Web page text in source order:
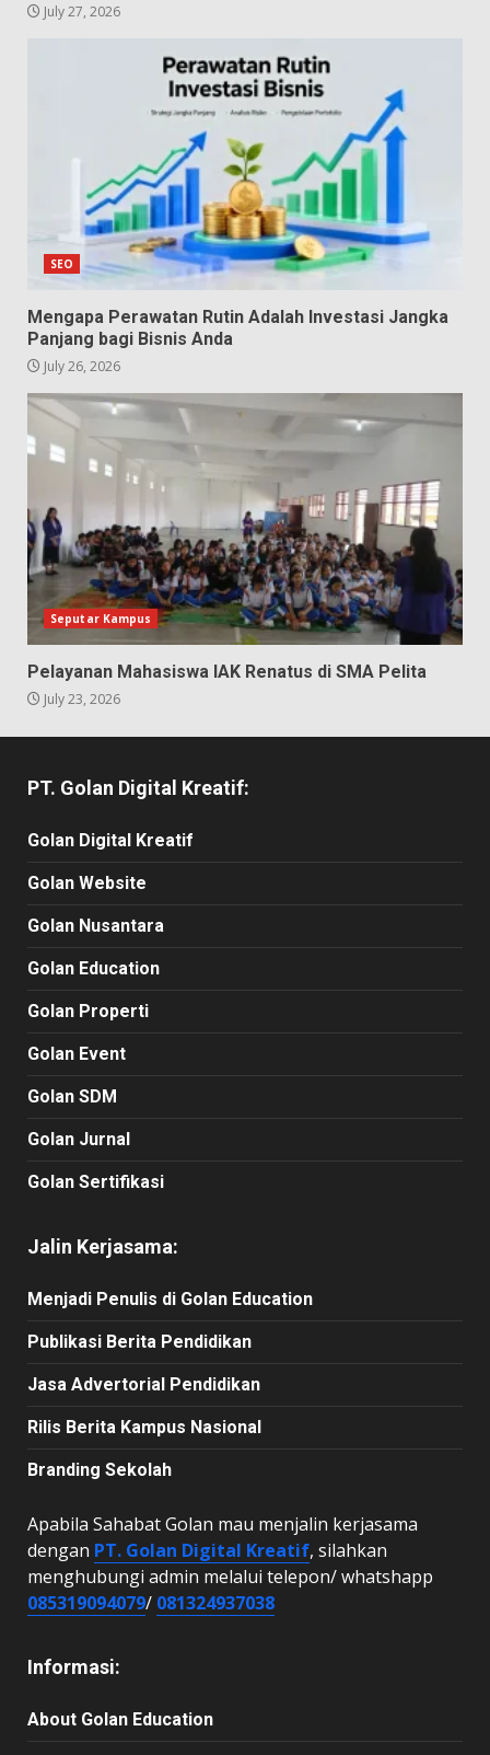
July 27, 2026
SEO
Mengapa Perawatan Rutin Adalah Investasi Jangka
Panjang bagi Bisnis Anda
July 26, 2026
Seputar Kampus
Pelayanan Mahasiswa IAK Renatus di SMA Pelita
July 23, 2026
PT. Golan Digital Kreatif:
Golan Digital Kreatif
Golan Website
Golan Nusantara
Golan Education
Golan Properti
Golan Event
Golan SDM
Golan Jurnal
Golan Sertifikasi
Jalin Kerjasama:
Menjadi Penulis di Golan Education
Publikasi Berita Pendidikan
Jasa Advertorial Pendidikan
Rilis Berita Kampus Nasional
Branding Sekolah
Apabila Sahabat Golan mau menjalin kerjasama
dengan PT. Golan Digital Kreatif, silahkan
menghubungi admin melalui telepon/ whatshapp
085319094079/ 081324937038
Informasi:
About Golan Education